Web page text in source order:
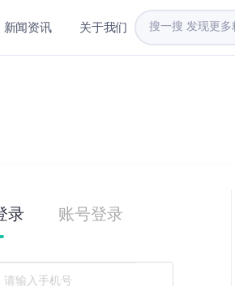
新闻资讯 关于我们
录 账号登录